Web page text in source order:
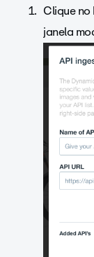
Clique
janela